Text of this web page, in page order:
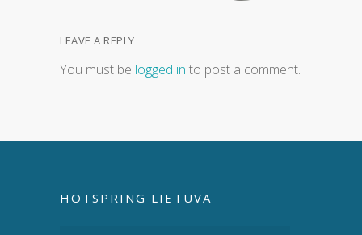
LEAVE A REPLY
You must be logged in to post a comment.
HOTSPRING LIETUVA